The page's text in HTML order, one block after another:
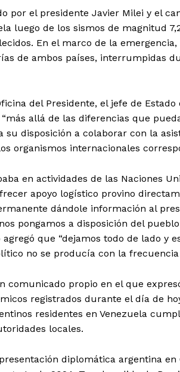
por el presidente Javier Milei y el
luego de los sismos de magnitud
En el marco de la
de ambos países, interrumpidas
del Presidente, el jefe de
allá de las diferencias que
su disposición a colaborar con la
organismos internacionales
en actividades de las Naciones
apoyo logístico provino
dándole información al
pongamos a disposición del
que “dejamos todo de lado y
no se producía con la frecuencia
comunicado propio en el que
registrados durante el día de
residentes en Venezuela
locales.
diplomática argentina